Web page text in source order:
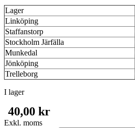
Lager
Linköping
Staffanstorp
Stockholm Järfälla
Munkedal
Jönköping
Trelleborg
I lager
40,00 kr
Exkl. moms